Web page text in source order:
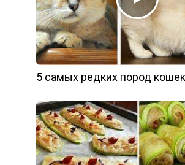
5 самых редких пород